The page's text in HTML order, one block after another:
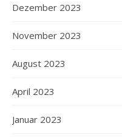
Dezember 2023
November 2023
August 2023
April 2023
Januar 2023